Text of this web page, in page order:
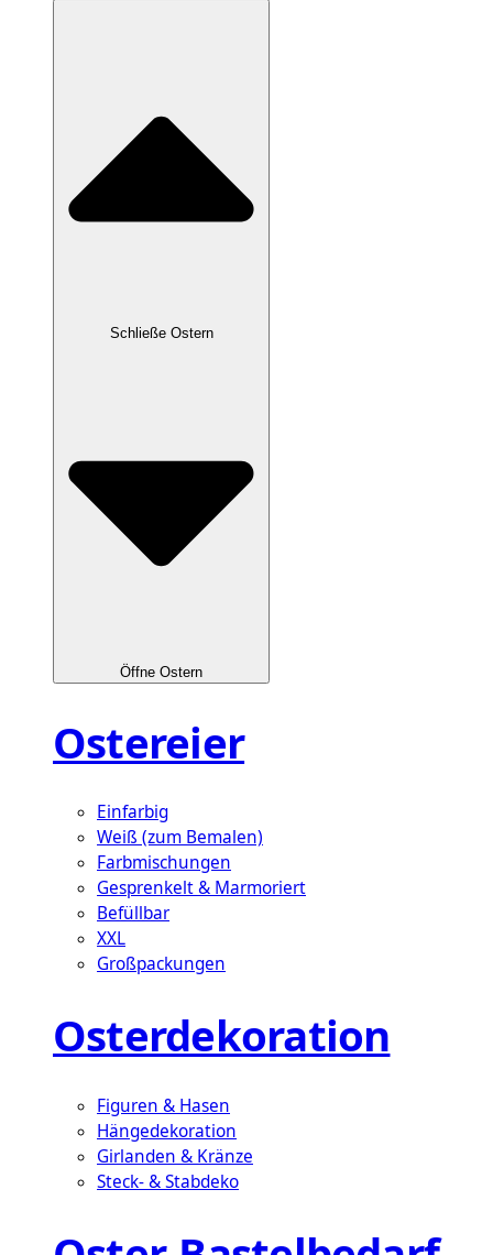
Schließe Ostern
Öffne Ostern
Ostereier
Einfarbig
Weiß (zum Bemalen)
Farbmischungen
Gesprenkelt & Marmoriert
Befüllbar
XXL
Großpackungen
Osterdekoration
Figuren & Hasen
Hängedekoration
Girlanden & Kränze
Steck- & Stabdeko